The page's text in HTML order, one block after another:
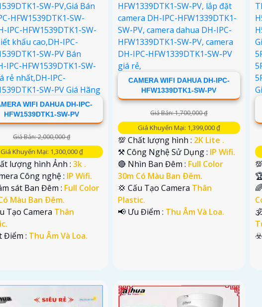
WIFI DAHUA DH-IPC-
HFW1539DTK1-SW-PV
Giá Bán: 2,000,000 ₫
Giá Khuyến Mại: 1,300,000 ₫
lượng hình Ảnh :3k .
Công nghệ : IP Wifi.
sát Ban Đêm : Full Color
Màu Ban Ðêm.
Tạo Camera Thân
Điểm : Thu Âm Và Loa.
CAMERA WIFI DAHUA DH-IPC-
HFW1339DTK1-SW-PV
Giá Bán: 1,700,000 ₫
Giá Khuyến Mại: 1,399,000 ₫
💯 Chất lượng hình : 2K Lite .
⚒ Công Nghệ Sử Dụng : IP Wifi.
🔴 Nhìn Ban Đêm : Full Color
30m Có Màu Ban Ðêm.
💢 Cấu Tạo Camera Thân
Plastic.
️📢 Ưu Điểm : Thu Âm Và Loa.